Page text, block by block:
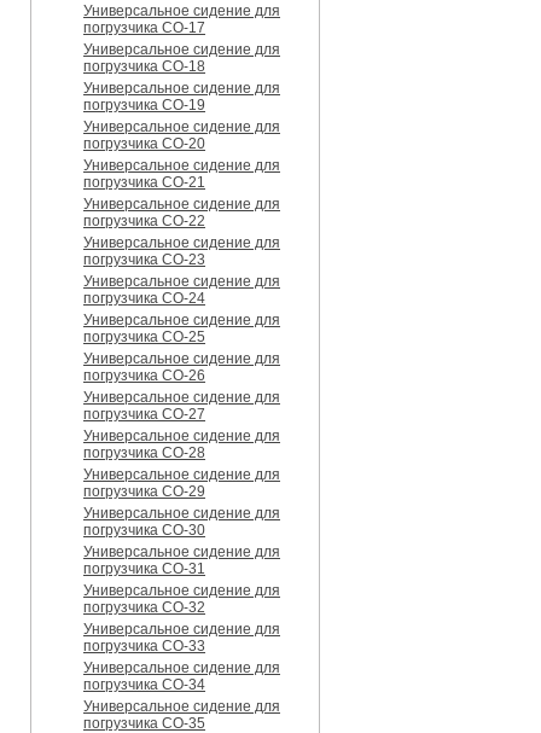
Универсальное сидение для
погрузчика CO-17
Универсальное сидение для
погрузчика CO-18
Универсальное сидение для
погрузчика CO-19
Универсальное сидение для
погрузчика CO-20
Универсальное сидение для
погрузчика CO-21
Универсальное сидение для
погрузчика CO-22
Универсальное сидение для
погрузчика CO-23
Универсальное сидение для
погрузчика CO-24
Универсальное сидение для
погрузчика CO-25
Универсальное сидение для
погрузчика CO-26
Универсальное сидение для
погрузчика CO-27
Универсальное сидение для
погрузчика CO-28
Универсальное сидение для
погрузчика CO-29
Универсальное сидение для
погрузчика CO-30
Универсальное сидение для
погрузчика CO-31
Универсальное сидение для
погрузчика CO-32
Универсальное сидение для
погрузчика CO-33
Универсальное сидение для
погрузчика CO-34
Универсальное сидение для
погрузчика CO-35